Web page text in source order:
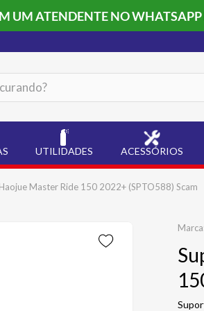
UM ATENDENTE NO
UTILIDADES ACESSÓRIOS
Master Ride 150 2022+ (SPTO588) Scam